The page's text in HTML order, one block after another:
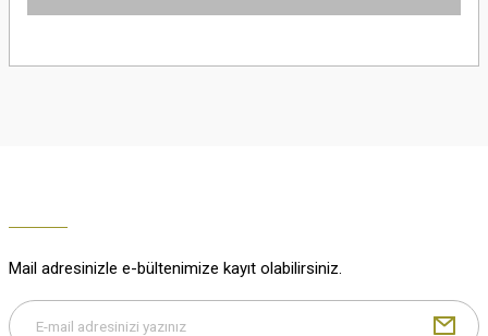
M... K... | 29/12/2025
Mail adresinizle e-bültenimize kayıt olabilirsiniz.